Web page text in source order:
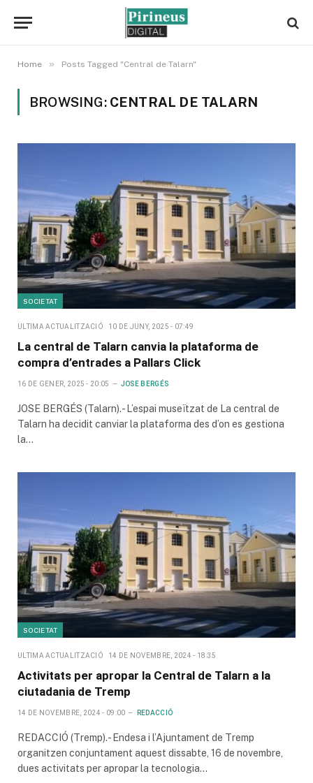
Home » Posts Tagged "Central de Talarn"
BROWSING: CENTRAL DE TALARN
SOCIETAT
ULTIMA ACTUALITZACIÓ 10 DE JUNY, 2025 - 07:49
La central de Talarn canvia la plataforma de
compra d’entrades a Pallars Click
16 DE GENER, 2025 - 20:05 JOSE BERGÉS
JOSE BERGÉS (Talarn).- L’espai museïtzat de La central de
Talarn ha decidit canviar la plataforma des d’on es gestiona
la…
SOCIETAT
ULTIMA ACTUALITZACIÓ 14 DE NOVEMBRE, 2024 - 18:35
Activitats per apropar la Central de Talarn a la
ciutadania de Tremp
14 DE NOVEMBRE, 2024 - 09:00 REDACCIÓ
REDACCIÓ (Tremp).- Endesa i l’Ajuntament de Tremp
organitzen conjuntament aquest dissabte, 16 de novembre,
dues activitats per apropar la tecnologia…